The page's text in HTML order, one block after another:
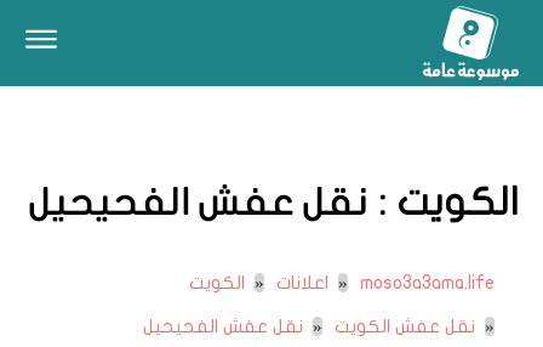
الكويت : نقل عفش الفحيحيل
moso3a3ama.life اعلانات الكويت
نقل عفش الكويت نقل عفش الفحيحيل